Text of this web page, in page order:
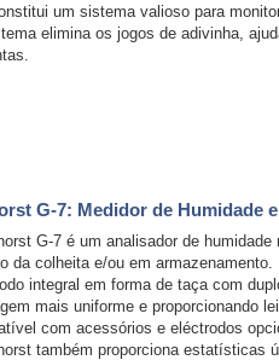
um sistema valioso para
elimina os jogos de adivinha,
G-7: Medidor de Humidade
G-7 é um analisador de
da colheita e/ou em armazenamento.
integral em forma de taça com
mais uniforme e proporcionando
com acessórios e eléctrodos
também proporciona estatísticas